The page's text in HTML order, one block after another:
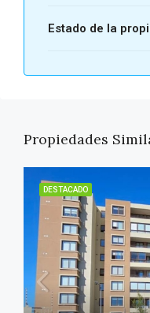
Estado de la
Propiedades
DESTACADO